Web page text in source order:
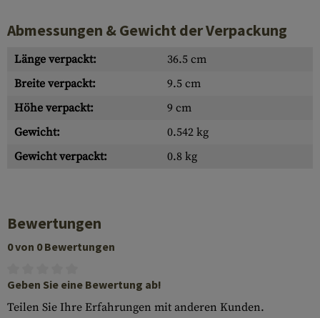
Abmessungen & Gewicht der Verpackung
Länge verpackt:
36.5 cm
Breite verpackt:
9.5 cm
Höhe verpackt:
9 cm
Gewicht:
0.542 kg
Gewicht verpackt:
0.8 kg
Bewertungen
0 von 0 Bewertungen
Geben Sie eine Bewertung ab!
Teilen Sie Ihre Erfahrungen mit anderen Kunden.